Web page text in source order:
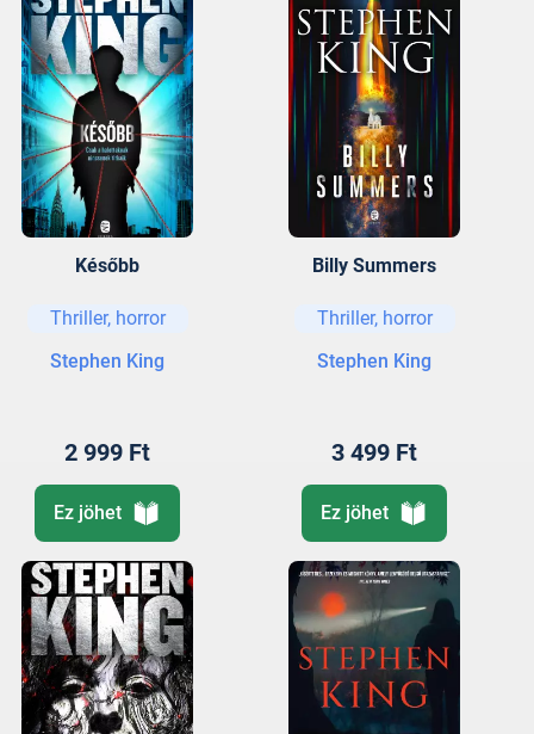
Később
Thriller, horror
Stephen King
2 999 Ft
Ez jöhet
Billy Summers
Thriller, horror
Stephen King
3 499 Ft
Ez jöhet